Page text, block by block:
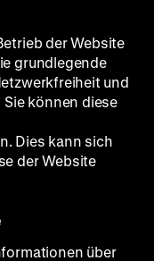
und eine
der Website
grundlegende
und
können diese
Dies kann sich
der Website
über